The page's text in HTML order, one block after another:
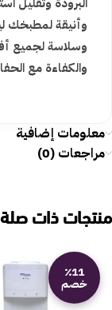
وأنيقة لمطبخك
وسلاسة لجميع
والكفاءة مع
معلومات إضافية
مراجعات (0)
منتجات ذات صلة
٪11
خصم